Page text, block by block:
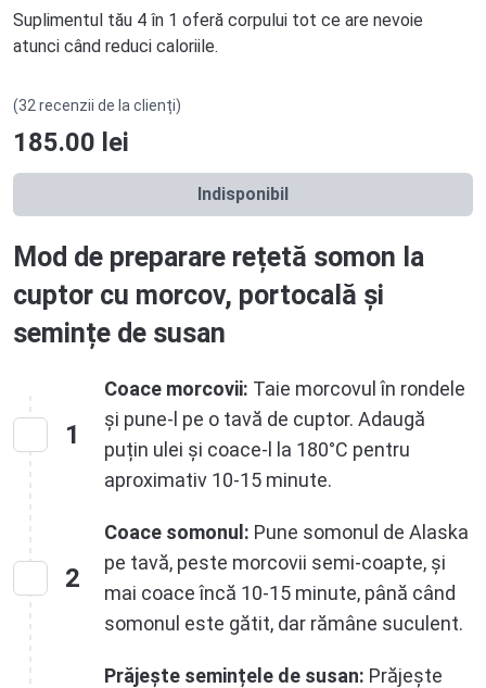
Suplimentul tău 4 în 1 oferă corpului tot ce are nevoie
atunci când reduci caloriile.
(32 recenzii de la clienți)
185.00 lei
Indisponibil
Mod de preparare rețetă somon la
cuptor cu morcov, portocală și
semințe de susan
1
Coace morcovii: Taie morcovul în rondele
și pune-l pe o tavă de cuptor. Adaugă
puțin ulei și coace-l la 180°C pentru
aproximativ 10-15 minute.
2
Coace somonul: Pune somonul de Alaska
pe tavă, peste morcovii semi-coapte, și
mai coace încă 10-15 minute, până când
somonul este gătit, dar rămâne suculent.
Prăjește semințele de susan: Prăjește